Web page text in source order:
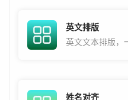
英文排版
英文文本排版，
姓名对齐